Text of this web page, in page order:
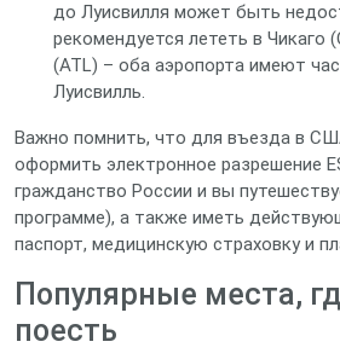
до Луисвилля может быть
рекомендуется лететь в Чикаго
(ATL) – оба аэропорта имеют
Луисвилль.
Важно помнить, что для въезда в
оформить электронное разрешение
гражданство России и вы
программе), а также иметь
паспорт, медицинскую страховку и
Популярные места,
поесть